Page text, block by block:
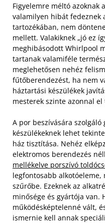
Figyelemre méltó azoknak
valamilyen hibát fedeznek
tartozékában, nem
mellett. Valakiknek „jó ez
meghibásodott Whirlpool
tartanak valamiféle
meglehetősen nehéz
fűtőberendezést, ha nem
háztartási készülékek
mesterek szinte azonnal
A por beszívására
készülékeknek lehet
ház tisztítása. Nehéz
elektromos berendezés
mellékelve porszívó
legfontosabb
szűrőbe. Ezeknek az
minősége és gyártója van.
működésképtelenné vált,
ismernie kell annak